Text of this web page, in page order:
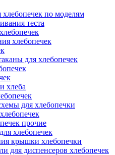
хлебопечек по моделям
теста
хлебопечек
для хлебопечек
хлеба
для хлебопечки
прочие
хлебопечек
крышки хлебопечки
для диспенсеров хлебопечек